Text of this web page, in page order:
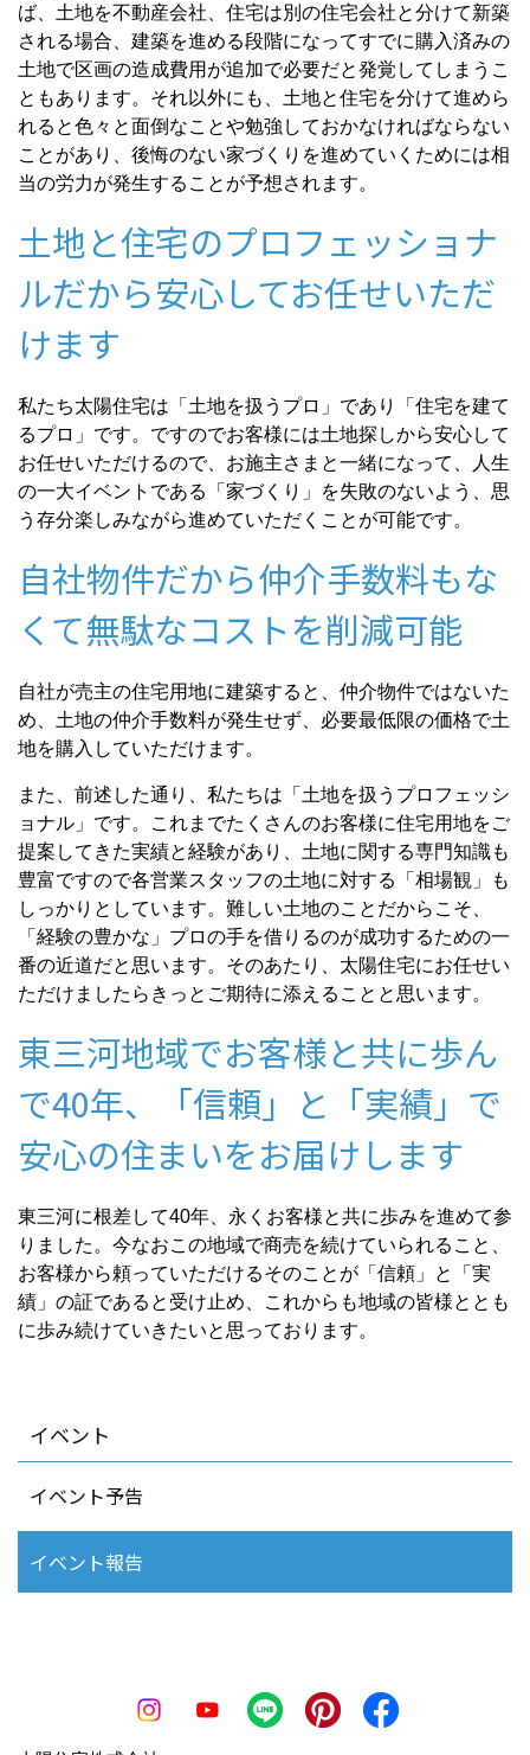
ば、土地を不動産会社、住宅は別の住宅会社と分けて新築
される場合、建築を進める段階になってすでに購入済みの
土地で区画の造成費用が追加で必要だと発覚してしまうこ
ともあります。それ以外にも、土地と住宅を分けて進めら
れると色々と面倒なことや勉強しておかなければならない
ことがあり、後悔のない家づくりを進めていくためには相
当の労力が発生することが予想されます。
土地と住宅のプロフェッショナ
ルだから安心してお任せいただ
けます
私たち太陽住宅は「土地を扱うプロ」であり「住宅を建て
るプロ」です。ですのでお客様には土地探しから安心して
お任せいただけるので、お施主さまと一緒になって、人生
の一大イベントである「家づくり」を失敗のないよう、思
う存分楽しみながら進めていただくことが可能です。
自社物件だから仲介手数料もな
くて無駄なコストを削減可能
自社が売主の住宅用地に建築すると、仲介物件ではないた
め、土地の仲介手数料が発生せず、必要最低限の価格で土
地を購入していただけます。
また、前述した通り、私たちは「土地を扱うプロフェッシ
ョナル」です。これまでたくさんのお客様に住宅用地をご
提案してきた実績と経験があり、土地に関する専門知識も
豊富ですので各営業スタッフの土地に対する「相場観」も
しっかりとしています。難しい土地のことだからこそ、
「経験の豊かな」プロの手を借りるのが成功するための一
番の近道だと思います。そのあたり、太陽住宅にお任せい
ただけましたらきっとご期待に添えることと思います。
東三河地域でお客様と共に歩ん
で40年、「信頼」と「実績」で
安心の住まいをお届けします
東三河に根差して40年、永くお客様と共に歩みを進めて参
りました。今なおこの地域で商売を続けていられること、
お客様から頼っていただけるそのことが「信頼」と「実
績」の証であると受け止め、これからも地域の皆様ととも
に歩み続けていきたいと思っております。
イベント
イベント予告
イベント報告